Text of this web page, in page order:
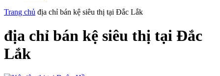
Trang chủ địa chỉ bán kệ siêu thị tại Đắc Lắk
địa chỉ bán kệ siêu thị tại Đắc
Lắk